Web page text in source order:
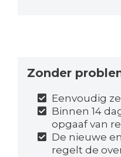
Zonder
Eenvoudig
Binnen 14
opgaaf van
De nieuwe
regelt de